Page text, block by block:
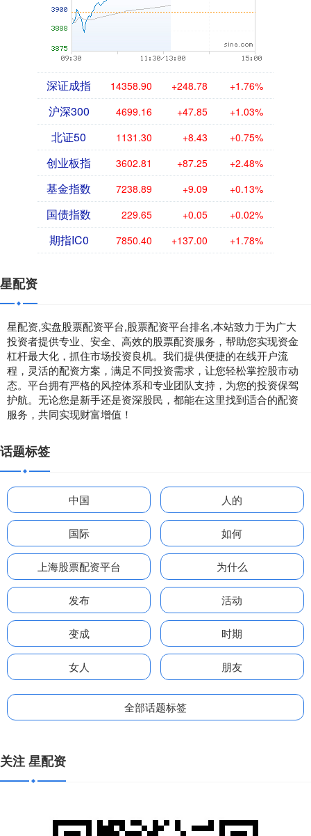
深证成指 14358.45 +248.33 +1.76%
沪深300 4698.87 +47.56 +1.02%
北证50 1131.21 +8.34 +0.74%
创业板指 3602.76 +87.20 +2.48%
基金指数 7239.04 +9.23 +0.13%
国债指数 229.65 +0.05 +0.02%
期指IC0 7848.80 +135.40 +1.76%
星配资
星配资,实盘股票配资平台,股票配资平台排名,本站致力于为广大
投资者提供专业、安全、高效的股票配资服务，帮助您实现资金
杠杆最大化，抓住市场投资良机。我们提供便捷的在线开户流
程，灵活的配资方案，满足不同投资需求，让您轻松掌控股市动
态。平台拥有严格的风控体系和专业团队支持，为您的投资保驾
护航。无论您是新手还是资深股民，都能在这里找到适合的配资
服务，共同实现财富增值！
话题标签
中国 人的
国际 如何
上海股票配资平台 为什么
发布 活动
变成 时期
女人 朋友
全部话题标签
关注 星配资